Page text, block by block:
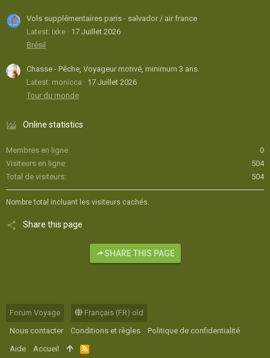
Vols supplémentaires paris - salvador / air france
Latest: ixke
17 Juillet 2026
Brésil
Chasse - Pêche, Voyageur motivé, minimum 3 ans.
Latest: monicca
17 Juillet 2026
Tour du monde
Online statistics
Membres en ligne
0
Visiteurs en ligne
504
Total de visiteurs
504
Nombre total incluant les visiteurs cachés.
Share this page
SHARE THIS PAGE
Forum Voyage
Français (FR) old
Nous contacter
Conditions et règles
Politique de confidentialité
Aide
Accueil
R